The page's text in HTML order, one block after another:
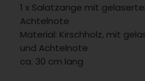
1 x Salatzange mit
Achtelnote
Material: Kirschholz, mit
und Achtelnote
ca. 30 cm lang